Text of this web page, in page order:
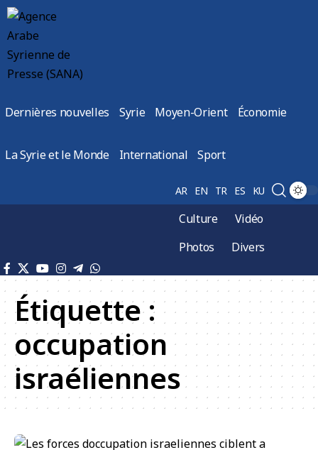
Dernières nouvelles Syrie Moyen-Orient Économie
La Syrie et le Monde International Sport
AR EN TR ES KU
Culture
Vidéo
Photos
Divers
Étiquette :
occupation
israéliennes